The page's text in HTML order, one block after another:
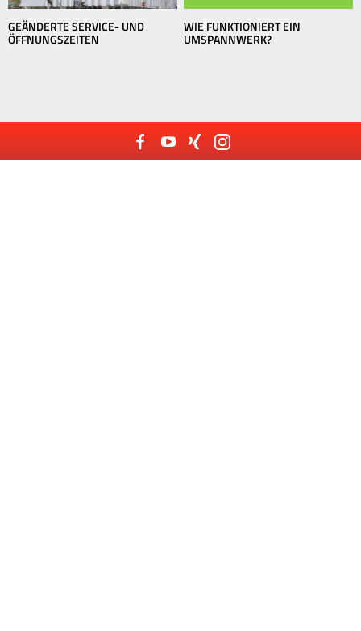
GEÄNDERTE SERVICE- UND
ÖFFNUNGSZEITEN
WIE FUNKTIONIERT EIN
UMSPANNWERK?